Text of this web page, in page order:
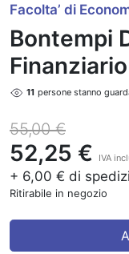
Facolta’ di
Bontempi
11 persone stanno
55,00 €
52,25 € IVA
+ 6,00 € di
Ritirabile in negozio